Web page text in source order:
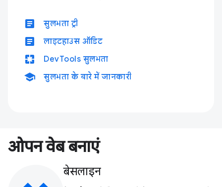
article सुलभता ट्री
article लाइटहाउस ऑडिट
pages DevTools सुलभता
school सुलभता के बारे में जानकारी
ओपन वेब बनाएं
बेसलाइन